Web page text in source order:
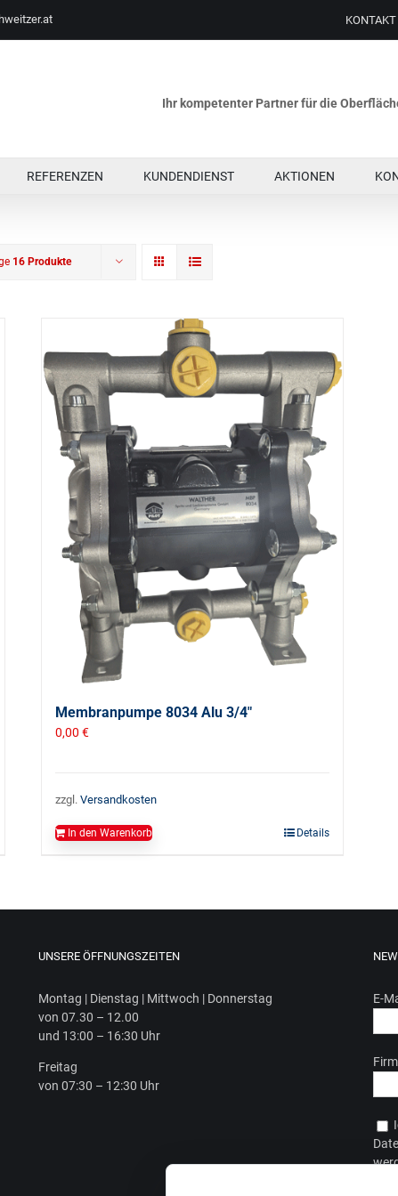
KONTAKT
Ihr kompetenter Partner für die
REFERENZEN KUNDENDIENST AKTIONEN
16 Produkte
Membranpumpe 8034 Alu 3/4″
0,00 €
zzgl. Versandkosten
In den Warenkorb Details
UNSERE ÖFFNUNGSZEITEN
Mon­tag | Diens­tag | Mitt­woch | Donnerstag
von 07.30 – 12.00
und 13:00 – 16:30 Uhr
Frei­tag
von 07:30 – 12:30 Uhr
E-